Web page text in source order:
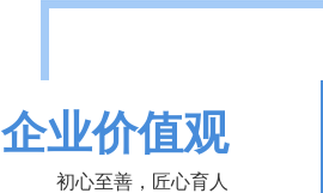
企业价值观
初心至善，匠心育人